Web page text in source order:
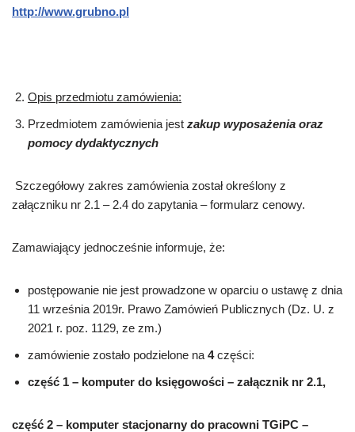
http://www.grubno.pl
Opis przedmiotu zamówienia:
Przedmiotem zamówienia jest zakup wyposażenia oraz
pomocy dydaktycznych
Szczegółowy zakres zamówienia został określony z
załączniku nr 2.1 – 2.4 do zapytania – formularz cenowy.
Zamawiający jednocześnie informuje, że:
postępowanie nie jest prowadzone w oparciu o ustawę z dnia
11 września 2019r. Prawo Zamówień Publicznych (Dz. U. z
2021 r. poz. 1129, ze zm.)
zamówienie zostało podzielone na 4części:
część 1 – komputer do księgowości – załącznik nr 2.1,
część 2 – komputer stacjonarny do pracowni TGiPC –